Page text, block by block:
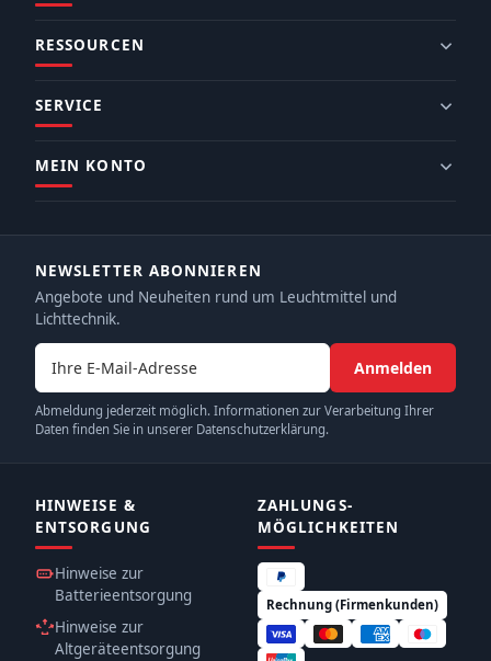
RESSOURCEN
SERVICE
MEIN KONTO
NEWSLETTER ABONNIEREN
Angebote und Neuheiten rund um Leuchtmittel und
Lichttechnik.
E-Mail-Adresse
Anmelden
Abmeldung jederzeit möglich. Informationen zur Verarbeitung Ihrer
Daten finden Sie in unserer Datenschutzerklärung.
HINWEISE &
ENTSORGUNG
Hinweise zur
Batterieentsorgung
Hinweise zur
Altgeräteentsorgung
ZAHLUNGS­
MÖGLICHKEITEN
Rechnung (Firmenkunden)